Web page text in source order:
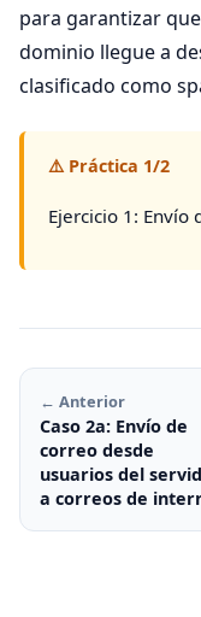
para garantizar
dominio llegue a
clasificado como
⚠️ Práctica 1/2
Ejercicio 1: Envío
← Anterior
Caso 2a: Envío de
correo desde
usuarios del
a correos de